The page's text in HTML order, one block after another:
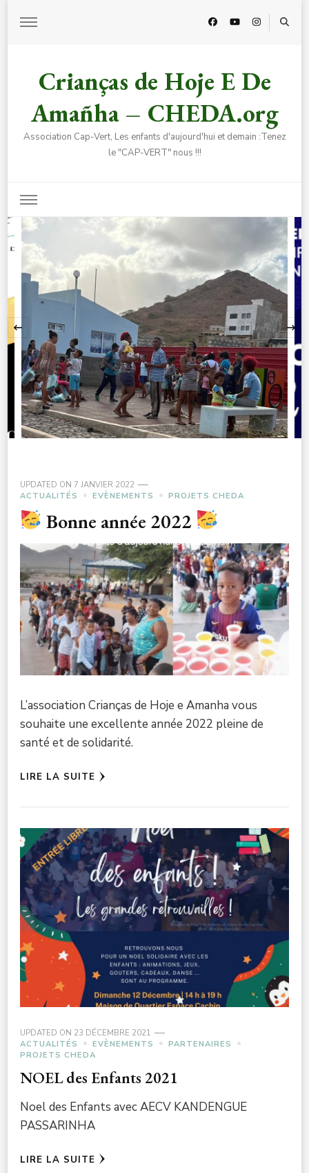
Crianças de Hoje E De
Amañha – CHEDA.org
Association Cap-Vert, Les enfants d'aujourd'hui et demain :Tenez
le "CAP-VERT" nous !!!
‹
UPDATED ON 7 JANVIER 2022
ACTUALITÉS
EVÈNEMENTS PROJETS CHEDA
Bonne année 2022
L’association Crianças de Hoje e Amanha vous
souhaite une excellente année 2022 pleine de
santé et de solidarité.
LIRE LA SUITE
UPDATED ON 23 DÉCEMBRE 2021
ACTUALITÉS
EVÈNEMENTS
PARTENAIRES
PROJETS CHEDA
NOEL des Enfants 2021
Noel des Enfants avec AECV KANDENGUE
PASSARINHA
LIRE LA SUITE